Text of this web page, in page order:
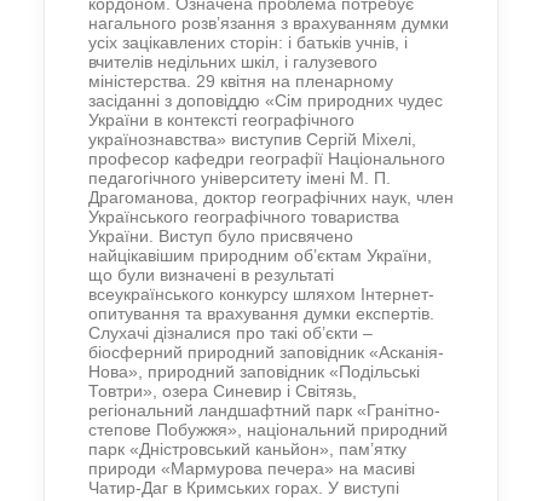
кордоном. Означена проблема потребує
нагального розв’язання з врахуванням думки
усіх зацікавлених сторін: і батьків учнів, і
вчителів недільних шкіл, і галузевого
міністерства. 29 квітня на пленарному
засіданні з доповіддю «Сім природних чудес
України в контексті географічного
українознавства» виступив Сергій Міхелі,
професор кафедри географії Національного
педагогічного університету імені М. П.
Драгоманова, доктор географічних наук, член
Українського географічного товариства
України. Виступ було присвячено
найцікавішим природним об’єктам України,
що були визначені в результаті
всеукраїнського конкурсу шляхом Інтернет-
опитування та врахування думки експертів.
Слухачі дізналися про такі об’єкти –
біосферний природний заповідник «Асканія-
Нова», природний заповідник «Подільські
Товтри», озера Синевир і Світязь,
регіональний ландшафтний парк «Гранітно-
степове Побужжя», національний природний
парк «Дністровський каньйон», пам’ятку
природи «Мармурова печера» на масиві
Чатир-Даг в Кримських горах. У виступі